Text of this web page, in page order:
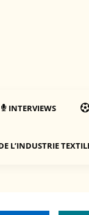
INTERVIEWS
L’INDUSTRIE